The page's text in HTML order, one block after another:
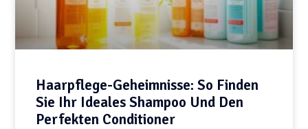
Haarpflege-Geheimnisse: So Finden
Sie Ihr Ideales Shampoo Und Den
Perfekten Conditioner